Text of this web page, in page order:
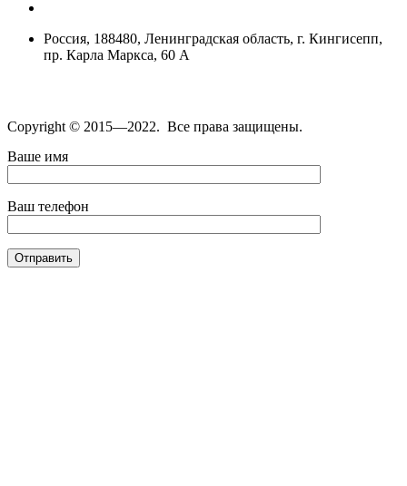
Россия, 188480, Ленинградская область, г. Кингисепп,
пр. Карла Маркса, 60 А
Copyright © 2015—2022. Все права защищены.
Ваше имя
Ваш телефон